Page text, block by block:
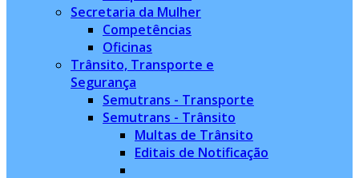
Secretaria da Mulher
Competências
Oficinas
Trânsito, Transporte e
Segurança
Semutrans - Transporte
Semutrans - Trânsito
Multas de Trânsito
Editais de Notificação